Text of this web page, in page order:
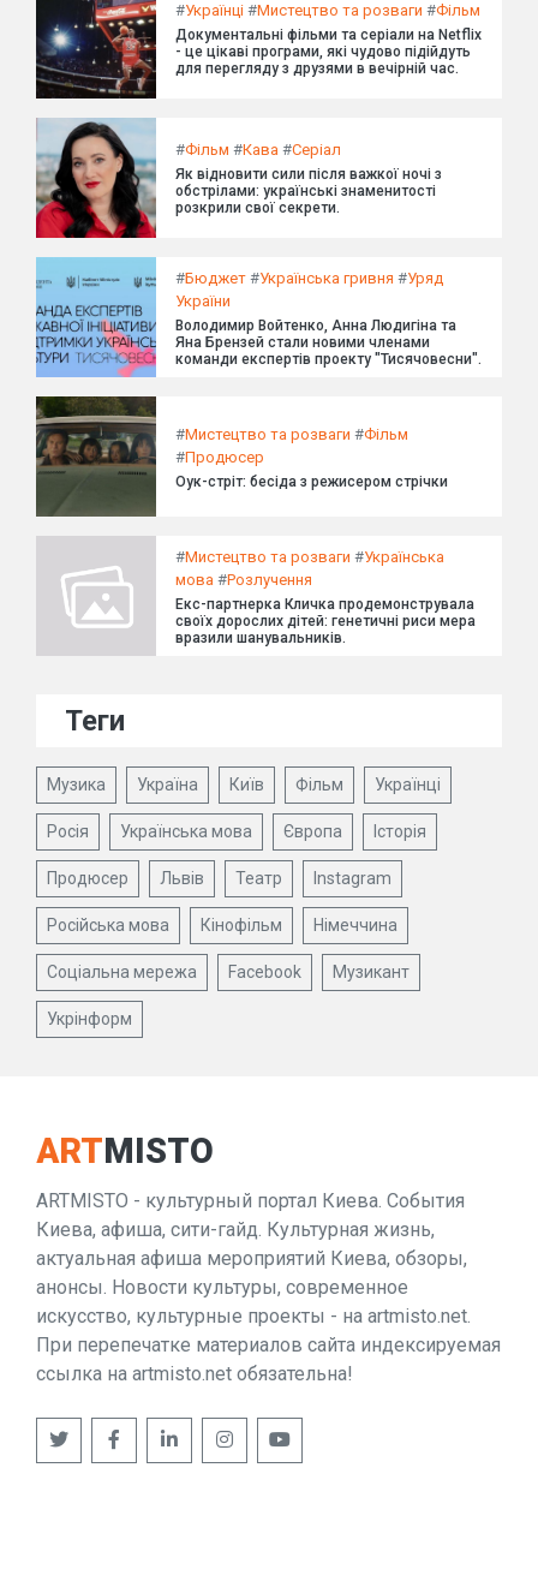
#Українці #Мистецтво та розваги #Фільм
Документальні фільми та серіали на Netflix
- це цікаві програми, які чудово підійдуть
для перегляду з друзями в вечірній час.
#Фільм #Кава #Серіал
Як відновити сили після важкої ночі з
обстрілами: українські знаменитості
розкрили свої секрети.
#Бюджет #Українська гривня #Уряд
України
Володимир Войтенко, Анна Людигіна та
Яна Брензей стали новими членами
команди експертів проекту "Тисячовесни".
#Мистецтво та розваги #Фільм
#Продюсер
Оук-стріт: бесіда з режисером стрічки
#Мистецтво та розваги #Українська
мова #Розлучення
Екс-партнерка Кличка продемонструвала
своїх дорослих дітей: генетичні риси мера
вразили шанувальників.
Теги
Музика Україна Київ Фільм Українці
Росія Українська мова Європа Історія
Продюсер Львів Театр Instagram
Російська мова Кінофільм Німеччина
Соціальна мережа Facebook Музикант
Укрінформ
ARTMISTO
ARTMISTO - культурный портал Киева. События
Киева, афиша, сити-гайд. Культурная жизнь,
актуальная афиша мероприятий Киева, обзоры,
анонсы. Новости культуры, современное
искусство, культурные проекты - на artmisto.net.
При перепечатке материалов сайта индексируемая
ссылка на artmisto.net обязательна!